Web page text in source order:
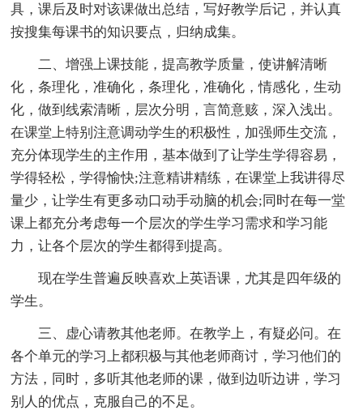
具，课后及时对该课做出总结，写好教学后记，并认真
按搜集每课书的知识要点，归纳成集。
二、增强上课技能，提高教学质量，使讲解清晰
化，条理化，准确化，条理化，准确化，情感化，生动
化，做到线索清晰，层次分明，言简意赅，深入浅出。
在课堂上特别注意调动学生的积极性，加强师生交流，
充分体现学生的主作用，基本做到了让学生学得容易，
学得轻松，学得愉快;注意精讲精练，在课堂上我讲得尽
量少，让学生有更多动口动手动脑的机会;同时在每一堂
课上都充分考虑每一个层次的学生学习需求和学习能
力，让各个层次的学生都得到提高。
现在学生普遍反映喜欢上英语课，尤其是四年级的
学生。
三、虚心请教其他老师。在教学上，有疑必问。在
各个单元的学习上都积极与其他老师商讨，学习他们的
方法，同时，多听其他老师的课，做到边听边讲，学习
别人的优点，克服自己的不足。